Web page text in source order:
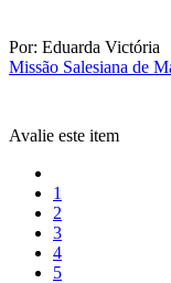
Por: Eduarda Victória
Missão Salesiana de
Avalie este item
1
2
3
4
5